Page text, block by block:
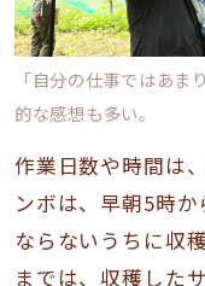
「自分の仕事ではあ
的な感想も多い。
作業日数や時間は
ンボは、早朝5時
ならないうちに収
までは、収穫した